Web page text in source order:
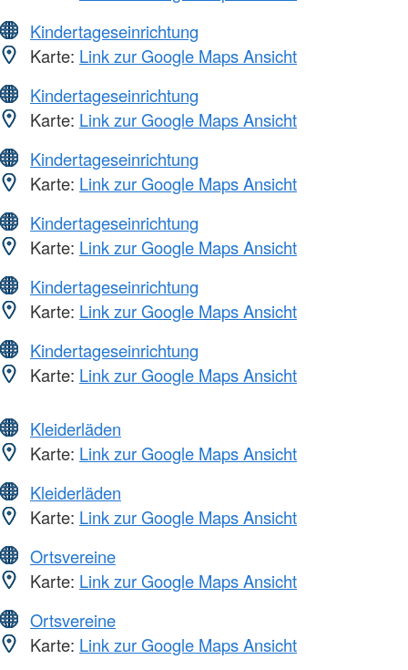
Kindertageseinrichtung
Karte: Link zur Google Maps Ansicht
Kindertageseinrichtung
Karte: Link zur Google Maps Ansicht
Kindertageseinrichtung
Karte: Link zur Google Maps Ansicht
Kindertageseinrichtung
Karte: Link zur Google Maps Ansicht
Kindertageseinrichtung
Karte: Link zur Google Maps Ansicht
Kindertageseinrichtung
Karte: Link zur Google Maps Ansicht
Kleiderläden
Karte: Link zur Google Maps Ansicht
Kleiderläden
Karte: Link zur Google Maps Ansicht
Ortsvereine
Karte: Link zur Google Maps Ansicht
Ortsvereine
Karte: Link zur Google Maps Ansicht